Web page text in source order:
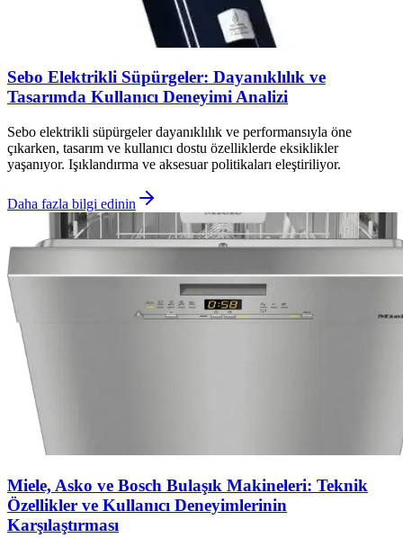
Sebo Elektrikli Süpürgeler: Dayanıklılık ve
Tasarımda Kullanıcı Deneyimi Analizi
Sebo elektrikli süpürgeler dayanıklılık ve performansıyla öne
çıkarken, tasarım ve kullanıcı dostu özelliklerde eksiklikler
yaşanıyor. Işıklandırma ve aksesuar politikaları eleştiriliyor.
Daha fazla bilgi edinin
Miele, Asko ve Bosch Bulaşık Makineleri: Teknik
Özellikler ve Kullanıcı Deneyimlerinin
Karşılaştırması